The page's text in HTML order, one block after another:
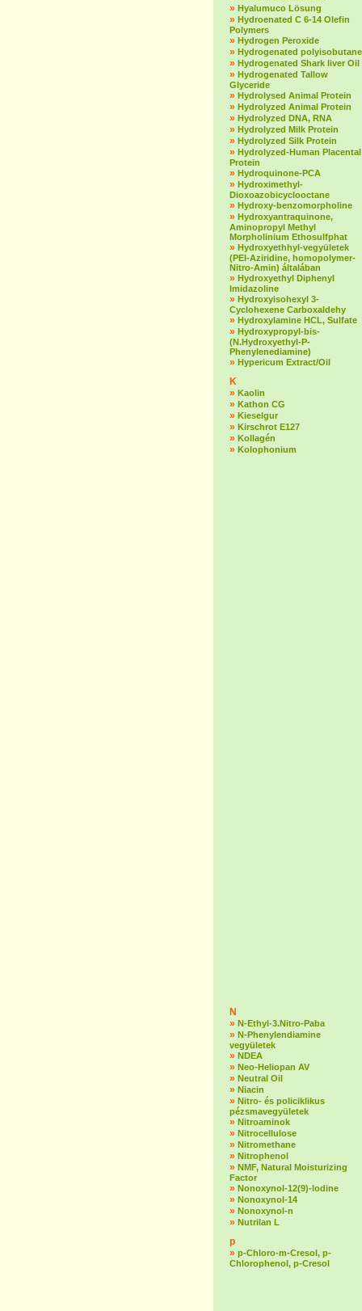
» Hyalumuco Lösung
» Hydroenated C 6-14 Olefin
Polymers
» Hydrogen Peroxide
» Hydrogenated polyisobutane
» Hydrogenated Shark liver Oil
» Hydrogenated Tallow
Glyceride
» Hydrolysed Animal Protein
» Hydrolyzed Animal Protein
» Hydrolyzed DNA, RNA
» Hydrolyzed Milk Protein
» Hydrolyzed Silk Protein
» Hydrolyzed-Human Placental
Protein
» Hydroquinone-PCA
» Hydroximethyl-
Dioxoazobicyclooctane
» Hydroxy-benzomorpholine
» Hydroxyantraquinone,
Aminopropyl Methyl
Morpholinium Ethosulfphat
» Hydroxyethhyl-vegyületek
(PEI-Aziridine, homopolymer-
Nitro-Amin) általában
» Hydroxyethyl Diphenyl
Imidazoline
» Hydroxyisohexyl 3-
Cyclohexene Carboxaldehy
» Hydroxylamine HCL, Sulfate
» Hydroxypropyl-bis-
(N.Hydroxyethyl-P-
Phenylenediamine)
» Hypericum Extract/Oil
K
» Kaolin
» Kathon CG
» Kieselgur
» Kirschrot E127
» Kollagén
» Kolophonium
N
» N-Ethyl-3.Nitro-Paba
» N-Phenylendiamine
vegyületek
» NDEA
» Neo-Heliopan AV
» Neutral Oil
» Niacin
» Nitro- és policiklikus
pézsmavegyületek
» Nitroaminok
» Nitrocellulose
» Nitromethane
» Nitrophenol
» NMF, Natural Moisturizing
Factor
» Nonoxynol-12(9)-lodine
» Nonoxynol-14
» Nonoxynol-n
» Nutrilan L
p
» p-Chloro-m-Cresol, p-
Chlorophenol, p-Cresol